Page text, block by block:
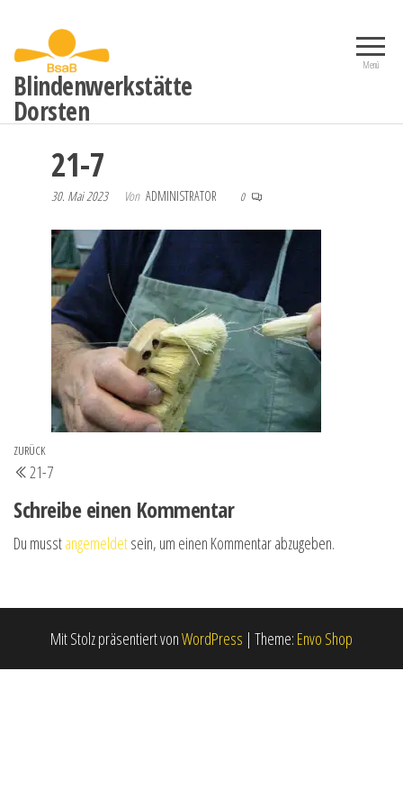
springen
Blindenwerkstätte
Dorsten
Menü
21-7
30. Mai 2023 Von ADMINISTRATOR 0
Beitrags-
Navigation
Vorheriger
Beitrag
ZURÜCK
21-7
Schreibe einen Kommentar
Du musstangemeldetsein, um einen Kommentar abzugeben.
Mit Stolz präsentiert vonWordPress | Theme: Envo Shop